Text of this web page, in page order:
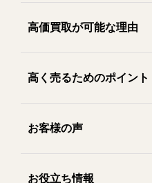
高価買取が可能な理由
高く売るためのポイント
お客様の声
お役立ち情報